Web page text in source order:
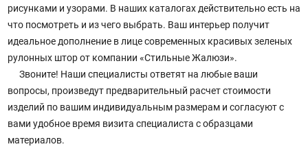
рисунками и узорами. В наших каталогах действительно есть на
что посмотреть и из чего выбрать. Ваш интерьер получит
идеальное дополнение в лице современных красивых зеленых
рулонных штор от компании «Стильные Жалюзи».
Звоните! Наши специалисты ответят на любые ваши
вопросы, произведут предварительный расчет стоимости
изделий по вашим индивидуальным размерам и согласуют с
вами удобное время визита специалиста с образцами
материалов.